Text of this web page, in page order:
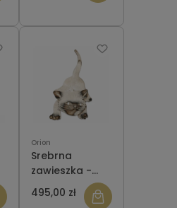
Orion
Srebrna
zawieszka -
broszka
ORZA765 KOT
495,00 zł